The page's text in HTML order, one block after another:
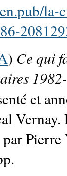
la-
) Ce qui
et